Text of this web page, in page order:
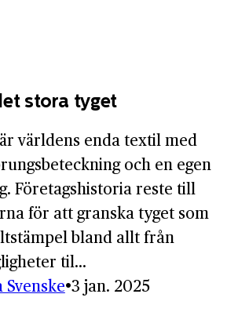
stora tyget
världens enda textil med
och en egen
Företags­historia reste till
för att granska tyget som
bland allt från
til...
3 jan. 2025